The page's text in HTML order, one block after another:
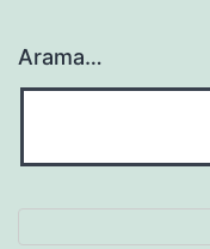
Arama…